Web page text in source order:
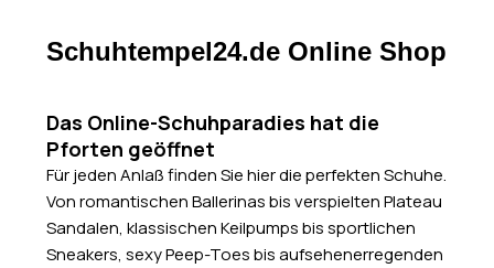
Schuhtempel24.de Online Shop
Das Online-Schuhparadies hat die
Pforten geöffnet
Für jeden Anlaß finden Sie hier die perfekten Schuhe.
Von romantischen Ballerinas bis verspielten Plateau
Sandalen, klassischen Keilpumps bis sportlichen
Sneakers, sexy Peep-Toes bis aufsehenerregenden